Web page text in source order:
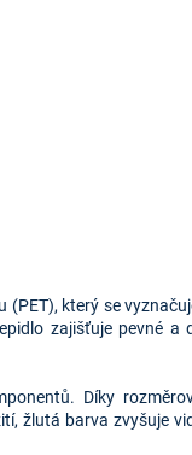
který se
zajišťuje pevné a
Díky
žlutá barva zvyšuje